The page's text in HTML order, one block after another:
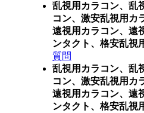
乱視用カラコン、乱
コン、激安乱視用カ
遠視用カラコン、遠
ンタクト、格安乱視
質問
乱視用カラコン、乱
コン、激安乱視用カ
遠視用カラコン、遠
ンタクト、格安乱視